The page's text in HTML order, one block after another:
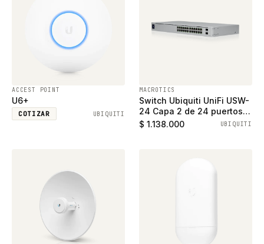
ACCEST POINT
U6+
COTIZAR UBIQUITI
MACROTICS
Switch Ubiquiti UniFi USW-
24 Capa 2 de 24 puertos
ethernet gigabit y 2
$ 1.138.000 UBIQUITI